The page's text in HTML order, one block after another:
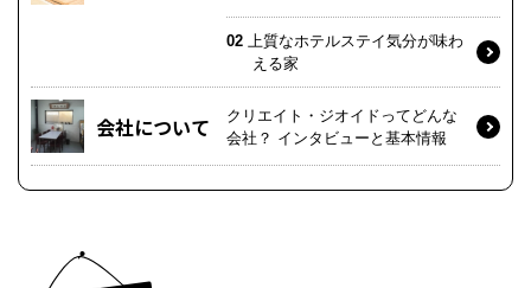
02 上質なホテルステイ気分が味わ
える家
会社について
クリエイト・ジオイドってどんな
会社？ インタビューと基本情報